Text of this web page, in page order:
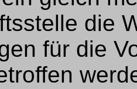
die
für die